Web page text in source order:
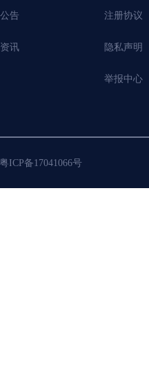
告
讯
注册协议
隐私声明
举报中心
粤ICP备17041066号